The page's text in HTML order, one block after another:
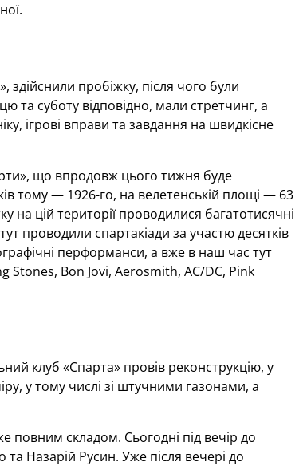
здійснили пробіжку, після чого були
та суботу відповідно, мали стретчинг, а
ігрові вправи та завдання на швидкісне
що впродовж цього тижня буде
тому — 1926-го, на велетенській площі — 63
на цій території проводилися багатотисячні
проводили спартакіади за участю десятків
перформанси, а вже в наш час тут
Stones, Bon Jovi, Aerosmith, AC/DC, Pink
клуб «Спарта» провів реконструкцію, у
у тому числі зі штучними газонами, а
повним складом. Сьогодні під вечір до
Назарій Русин. Уже після вечері до